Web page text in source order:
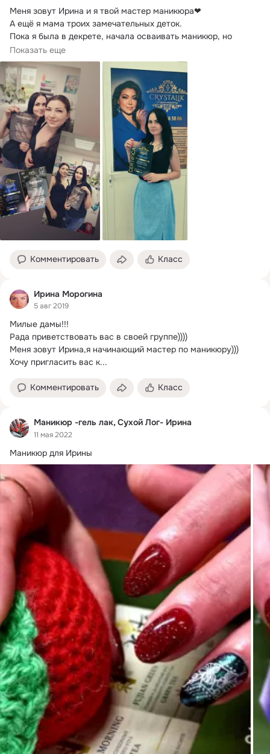
Меня зовут Ирина и я твой мастер маникюра❤
А ещё я мама троих замечательных деток.
Пока я была в декрете, начала осваивать маникюр, но
только для себя. Но, спустя 2 года я поняла, что хочу
большего.
Показать еще
Комментировать Класс
Ирина Морогина
5 авг 2019
Милые дамы!!!
Рада приветствовать вас в своей группе))))
Меня зовут Ирина,я начинающий мастер по маникюру)))
Хочу пригласить вас к...
Комментировать Класс
Маникюр -гель лак, Сухой Лог- Ирина
11 мая 2022
Маникюр для Ирины